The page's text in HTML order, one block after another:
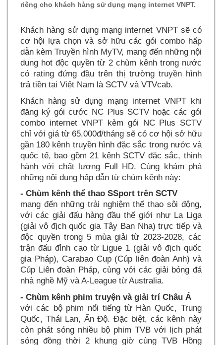
riêng cho khách hàng sử dụng mạng internet VNPT.
Khách hàng sử dụng mạng internet VNPT sẽ có
cơ hội lựa chọn và sở hữu các gói combo hấp
dẫn kèm Truyền hình MyTV, mang đến những nội
dung hot độc quyền từ 2 chùm kênh trong nước
có rating đứng đầu trên thị trường truyền hình
trả tiền tại Việt Nam là SCTV và VTVcab.
Khách hàng sử dụng mạng internet VNPT khi
đăng ký gói cước NC Plus SCTV hoặc các gói
combo internet VNPT kèm gói NC Plus SCTV
chỉ với giá từ 65.000đ/tháng sẽ có cơ hội sở hữu
gần 180 kênh truyền hình đặc sắc trong nước và
quốc tế, bao gồm 21 kênh SCTV đặc sắc, thịnh
hành với chất lượng Full HD. Cùng khám ph
những nội dung hấp dẫn từ chùm kênh này:
- Chùm kênh thể thao SSport trên SCTV
mang đến những trải nghiệm thể thao sôi động,
với các giải đấu hàng đầu thế giới như La Liga
(giải vô địch quốc gia Tây Ban Nha) trực tiếp và
độc quyền trong 5 mùa giải từ 2023-2028, các
trận đấu đỉnh cao từ Ligue 1 (giải vô địch quốc
gia Pháp), Carabao Cup (Cúp liên đoàn Anh) và
Cúp Liên đoàn Pháp, cùng với các giải bóng đ
nhà nghề Mỹ và A-League từ Australia.
- Chùm kênh phim truyện và giải trí Châu Á
với các bộ phim nổi tiếng từ Hàn Quốc, Trung
Quốc, Thái Lan, Ấn Độ. Đặc biệt, các kênh này
còn phát sóng nhiều bộ phim TVB với lịch phát
sóng đồng thời 2 khung giờ cùng TVB Hồng